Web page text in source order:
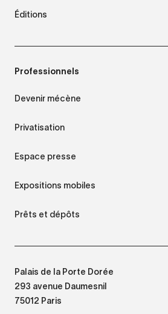
Éditions
Professionnels
Devenir mécène
Privatisation
Espace presse
Expositions mobiles
Prêts et dépôts
Palais de la Porte Dorée
293 avenue Daumesnil
75012 Paris